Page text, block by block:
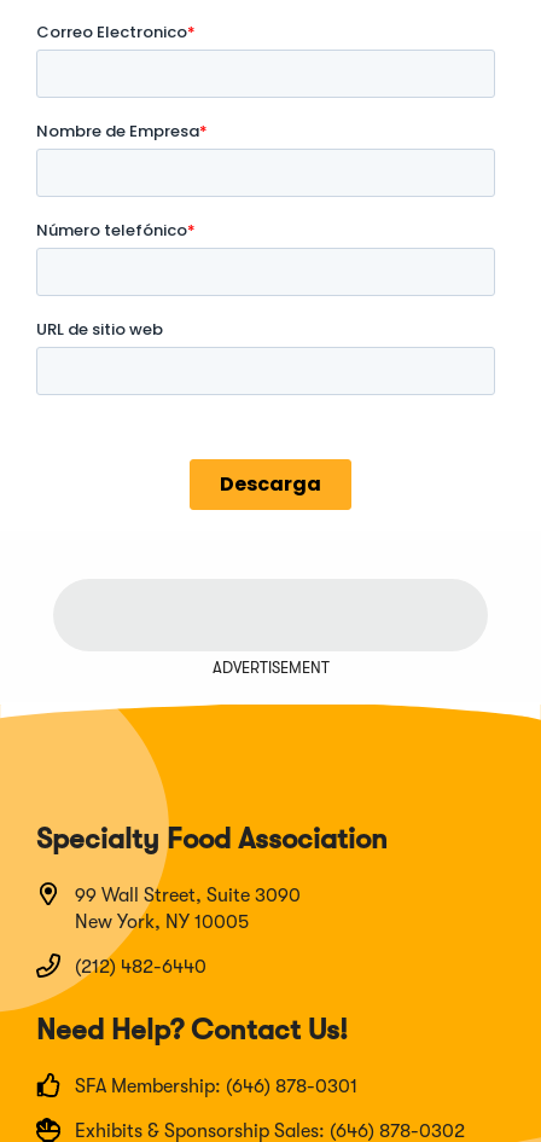
ADVERTISEMENT
Specialty Food Association
99 Wall Street, Suite 3090
New York, NY 10005
(212) 482-6440
Need Help? Contact Us!
SFA Membership: (646) 878-0301
Exhibits & Sponsorship Sales: (646) 878-0302